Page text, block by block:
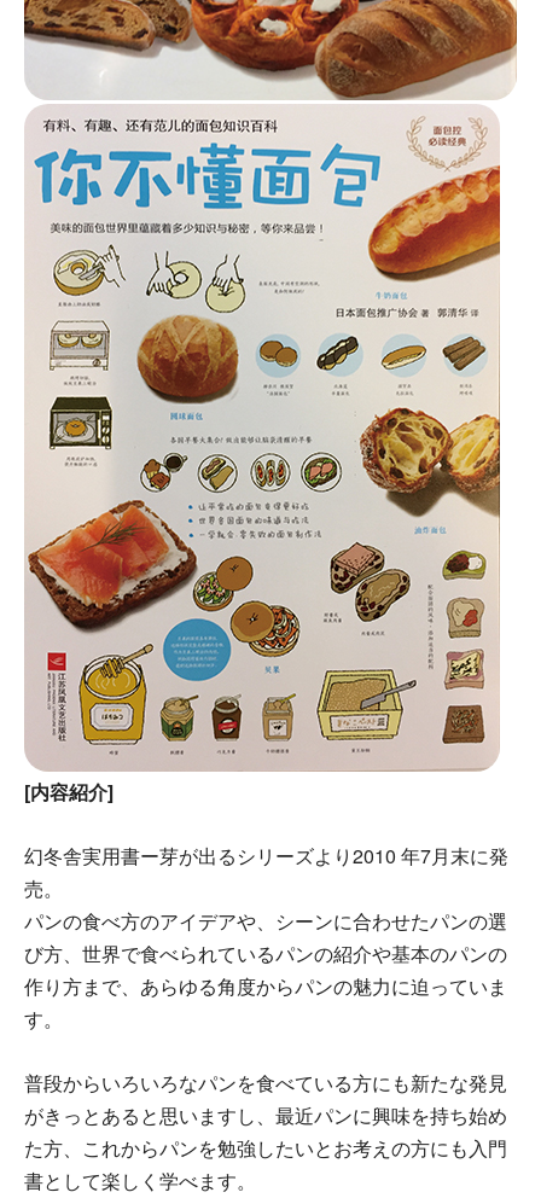
[内容紹介]
幻冬舎実用書ー芽が出るシリーズより2010 年7月末に発
売。
パンの食べ方のアイデアや、シーンに合わせたパンの選
び方、世界で食べられているパンの紹介や基本のパンの
作り方まで、あらゆる角度からパンの魅力に迫っていま
す。
普段からいろいろなパンを食べている方にも新たな発見
がきっとあると思いますし、最近パンに興味を持ち始め
た方、これからパンを勉強したいとお考えの方にも入門
書として楽しく学べます。